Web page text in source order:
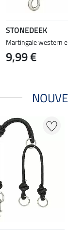
STONEDEEK
Martingale western
9,99 €